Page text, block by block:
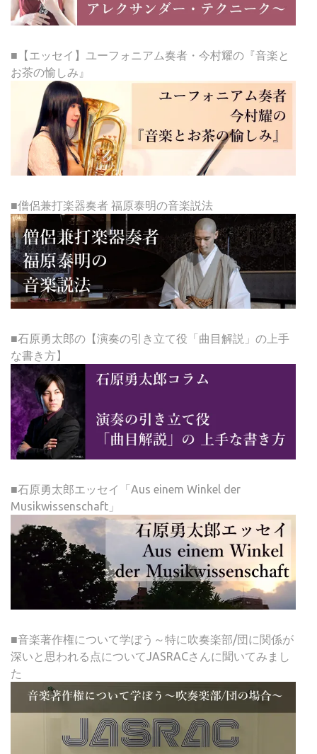
■【エッセイ】ユーフォニアム奏者・今村耀の『音楽と
お茶の愉しみ』
■僧侶兼打楽器奏者 福原泰明の音楽説法
■石原勇太郎の【演奏の引き立て役「曲目解説」の上手
な書き方】
■石原勇太郎エッセイ「Aus einem Winkel der
Musikwissenschaft」
■音楽著作権について学ぼう～特に吹奏楽部/団に関係が
深いと思われる点についてJASRACさんに聞いてみまし
た